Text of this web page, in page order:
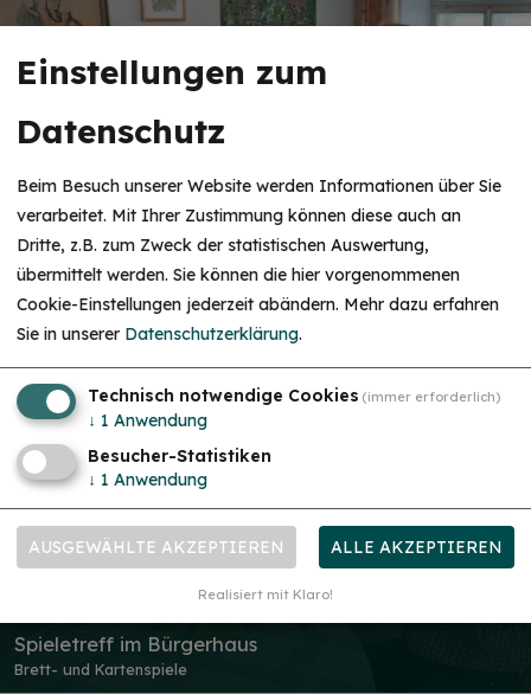
Sonstige Veranstaltungen
Fr. 04.09.26
Repair Café
Reparieren statt Wegwerfen!
Spieletreff im Bürgerhaus
Brett- und Kartenspiele
Einstellungen zum
Datenschutz
Beim Besuch unserer Website werden Informationen über Sie
verarbeitet. Mit Ihrer Zustimmung können diese auch an
Dritte, z.B. zum Zweck der statistischen Auswertung,
übermittelt werden. Sie können die hier vorgenommenen
Cookie-Einstellungen jederzeit abändern. Mehr dazu erfahren
Sie in unserer Datenschutzerklärung.
Technisch notwendige Cookies (immer erforderlich)
↓ 1 Anwendung
Besucher-Statistiken
↓ 1 Anwendung
AUSGEWÄHLTE AKZEPTIEREN ALLE AKZEPTIEREN
Realisiert mit Klaro!